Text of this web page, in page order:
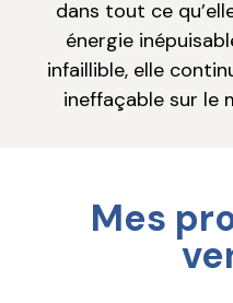
dans tout ce
énergie
infaillible, elle
ineffaçable sur le
Mes